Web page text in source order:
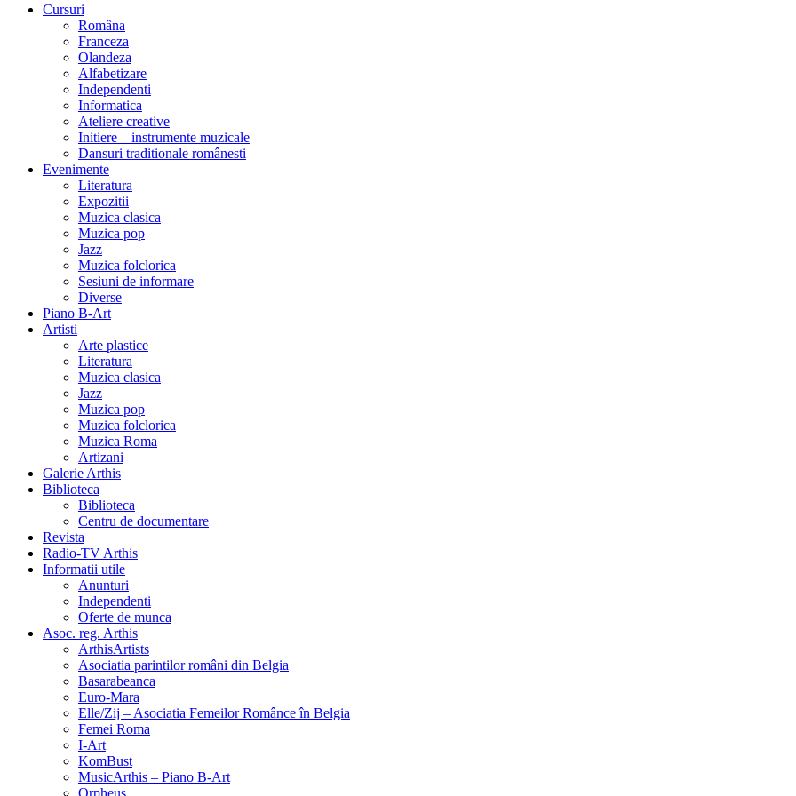
Cursuri
Româna
Franceza
Olandeza
Alfabetizare
Independenti
Informatica
Ateliere creative
Initiere – instrumente muzicale
Dansuri traditionale românesti
Evenimente
Literatura
Expozitii
Muzica clasica
Muzica pop
Jazz
Muzica folclorica
Sesiuni de informare
Diverse
Piano B-Art
Artisti
Arte plastice
Literatura
Muzica clasica
Jazz
Muzica pop
Muzica folclorica
Muzica Roma
Artizani
Galerie Arthis
Biblioteca
Biblioteca
Centru de documentare
Revista
Radio-TV Arthis
Informatii utile
Anunturi
Independenti
Oferte de munca
Asoc. reg. Arthis
ArthisArtists
Asociatia parintilor români din Belgia
Basarabeanca
Euro-Mara
Elle/Zij – Asociatia Femeilor Românce în Belgia
Femei Roma
I-Art
KomBust
MusicArthis – Piano B-Art
Orpheus